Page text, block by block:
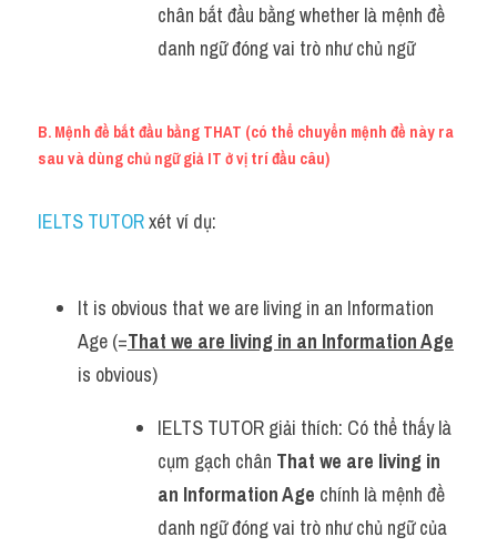
chân bắt đầu bằng whether là mệnh đề
danh ngữ đóng vai trò như chủ ngữ
B. Mệnh đề bắt đầu bằng THAT (có thể chuyển mệnh đề này ra
sau và dùng chủ ngữ giả IT ở vị trí đầu câu)
IELTS TUTOR xét ví dụ:
It is obvious that we are living in an Information
Age (=That we are living in an Information Age
is obvious)
IELTS TUTOR giải thích: Có thể thấy là
cụm gạch chân That we are living in
an Information Age chính là mệnh đề
danh ngữ đóng vai trò như chủ ngữ của